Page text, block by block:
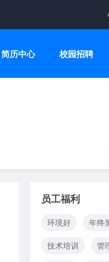
简历中心 校园招聘
员工福利
环境好 年终
技术培训
管